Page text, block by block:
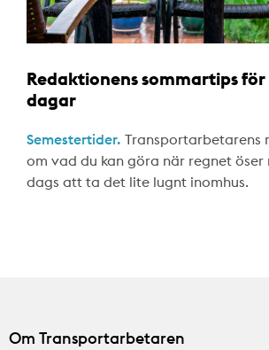
Redaktionens sommartips
dagar
Semestertider. Transportarbetarens
om vad du kan göra när regnet öser
dags att ta det lite lugnt inomhus.
Om Transportarbetaren